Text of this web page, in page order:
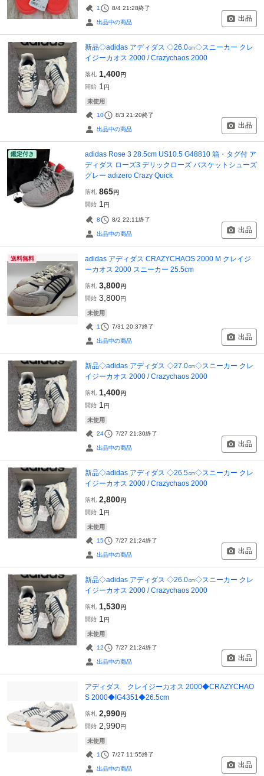
1 8/4 21:28終了
出品中の商品 出品
新品◇adidas アディダス ◇26.0㎝◇スニーカー クレ
イジーカオス 2000 / Crazychaos 2000
落札 1,400円
開始 1 円
未使用
10 8/3 21:20終了
出品中の商品 出品
鑑定付き
adidas Rose 3 28.5cm US10.5 G48810 箱・タグ付 ア
ディダス ローズ3 デリックローズ バスケットシューズ
グレー adizero Crazy Quick
落札 865円
開始 1 円
8 8/2 22:11終了
出品中の商品 出品
送料無料
adidas アディダス CRAZYCHAOS 2000 M クレイジ
ーカオス 2000 スニーカー 25.5cm
落札 3,800円
開始 3,800円
未使用
1 7/31 20:37終了
出品中の商品 出品
新品◇adidas アディダス ◇27.0㎝◇スニーカー クレ
イジーカオス 2000 / Crazychaos 2000
落札 1,400円
開始 1 円
未使用
24 7/27 21:30終了
出品中の商品 出品
新品◇adidas アディダス ◇26.5㎝◇スニーカー クレ
イジーカオス 2000 / Crazychaos 2000
落札 2,800円
開始 1 円
未使用
15 7/27 21:24終了
出品中の商品 出品
新品◇adidas アディダス ◇26.0㎝◇スニーカー クレ
イジーカオス 2000 / Crazychaos 2000
落札 1,530円
開始 1 円
未使用
12 7/27 21:24終了
出品中の商品 出品
アディダス クレイジーカオス 2000◆CRAZYCHAO
S 2000◆IG4351◆26.5cm
落札 2,990円
開始 2,990円
未使用
1 7/27 11:55終了
出品中の商品 出品